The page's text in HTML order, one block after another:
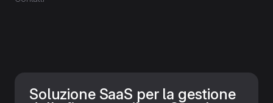
Soluzione SaaS per la gestione